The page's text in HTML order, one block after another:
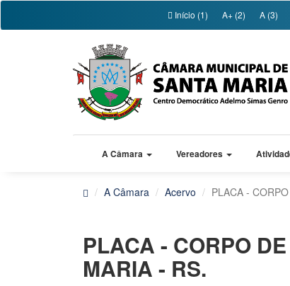
Início (1) A+ (2) A (3)
A Câmara Vereadores
A Câmara Acervo PLACA -
PLACA - CORPO
MARIA - RS.